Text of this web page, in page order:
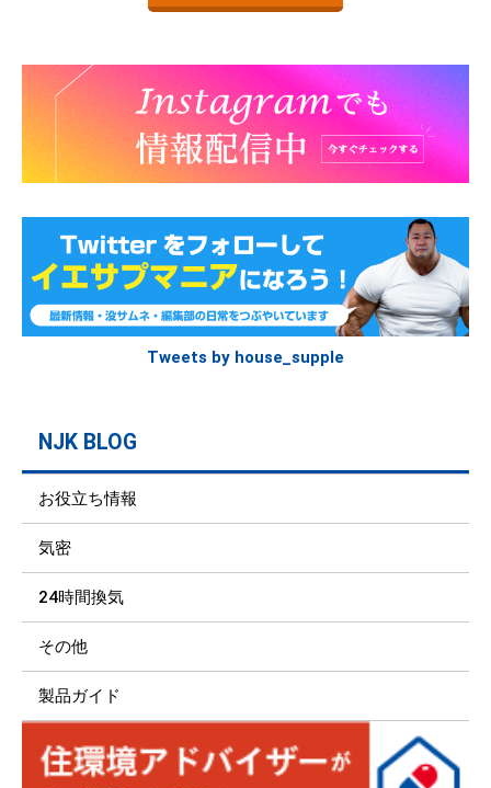
Tweets by house_supple
NJK BLOG
お役立ち情報
気密
24時間換気
その他
製品ガイド